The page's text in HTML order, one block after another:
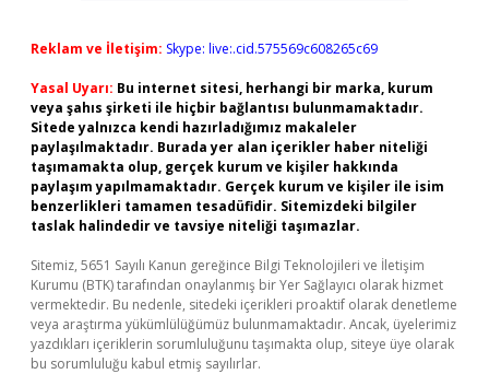
Reklam ve İletişim: Skype: live:.cid.575569c608265c69
Yasal Uyarı: Bu internet sitesi, herhangi bir marka, kurum
veya şahıs şirketi ile hiçbir bağlantısı bulunmamaktadır.
Sitede yalnızca kendi hazırladığımız makaleler
paylaşılmaktadır. Burada yer alan içerikler haber niteliği
taşımamakta olup, gerçek kurum ve kişiler hakkında
paylaşım yapılmamaktadır. Gerçek kurum ve kişiler ile isim
benzerlikleri tamamen tesadüfidir. Sitemizdeki bilgiler
taslak halindedir ve tavsiye niteliği taşımazlar.
Sitemiz, 5651 Sayılı Kanun gereğince Bilgi Teknolojileri ve İletişim
Kurumu (BTK) tarafından onaylanmış bir Yer Sağlayıcı olarak hizmet
vermektedir. Bu nedenle, sitedeki içerikleri proaktif olarak denetleme
veya araştırma yükümlülüğümüz bulunmamaktadır. Ancak, üyelerimiz
yazdıkları içeriklerin sorumluluğunu taşımakta olup, siteye üye olarak
bu sorumluluğu kabul etmiş sayılırlar.